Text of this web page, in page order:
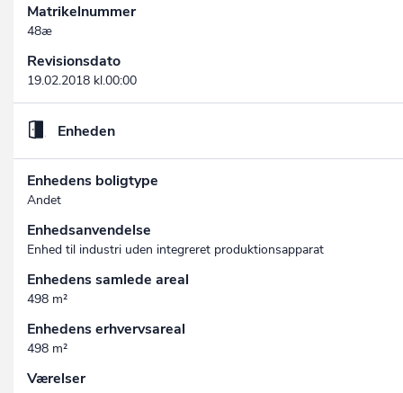
Matrikelnummer
48æ
Revisionsdato
19.02.2018 kl.00:00
Enheden
Enhedens boligtype
Andet
Enhedsanvendelse
Enhed til industri uden integreret produktionsapparat
Enhedens samlede areal
498 m²
Enhedens erhvervsareal
498 m²
Værelser